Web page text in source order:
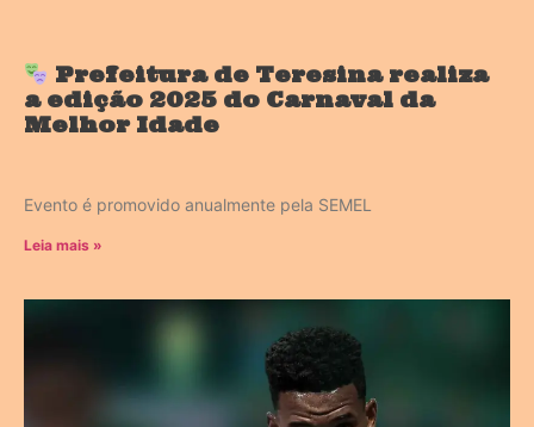
Prefeitura de Teresina realiza
a edição 2025 do Carnaval da
Melhor Idade
Evento é promovido anualmente pela SEMEL
Leia mais »